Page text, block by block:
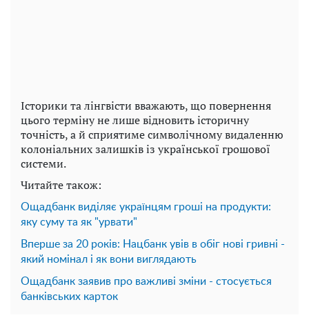
Історики та лінгвісти вважають, що повернення
цього терміну не лише відновить історичну
точність, а й сприятиме символічному видаленню
колоніальних залишків із української грошової
системи.
Читайте також:
Ощадбанк виділяє українцям гроші на продукти:
яку суму та як "урвати"
Вперше за 20 років: Нацбанк увів в обіг нові гривні -
який номінал і як вони виглядають
Ощадбанк заявив про важливі зміни - стосується
банківських карток